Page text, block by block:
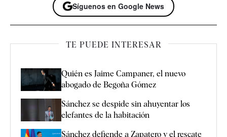
Síguenos en Google News
TE PUEDE INTERESAR
Quién es Jaime Campaner, el nuevo
abogado de Begoña Gómez
Sánchez se despide sin ahuyentar los
elefantes de la habitación
Sánchez defiende a Zapatero y el rescate